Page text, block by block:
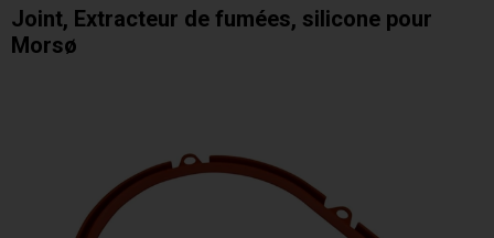
Joint, Extracteur de fumées, silicone pour
Morsø